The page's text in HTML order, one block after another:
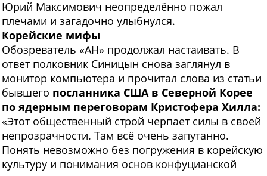
Юрий Максимович неопределённо пожал
плечами и загадочно улыбнулся.
Корейские мифы
Обозреватель «АН» продолжал настаивать. В
ответ полковник Синицын снова заглянул в
монитор компьютера и прочитал слова из статьи
бывшего посланника США в Северной Корее
по ядерным переговорам Кристофера Хилла:
«Этот общественный строй черпает силы в своей
непрозрачности. Там всё очень запутанно.
Понять невозможно без погружения в корейскую
культуру и понимания основ конфуцианской